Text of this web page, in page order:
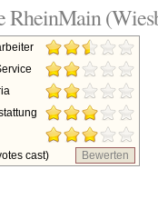
RheinMain
cast) Bewerten